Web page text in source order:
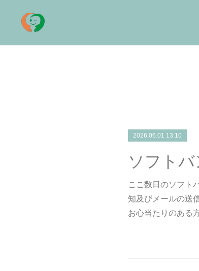
2026.06.01 13:10
ソフト
ここ数日のソフト
知及びメールの送
お心当たりのある